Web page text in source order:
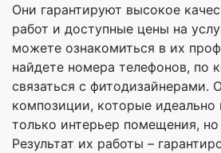
Они гарантируют высокое
работ и доступные цены на
можете ознакомиться в их
найдете номера телефонов, по
связаться с фитодизайнерами.
композиции, которые идеально
только интерьер помещения, но
Результат их работы –